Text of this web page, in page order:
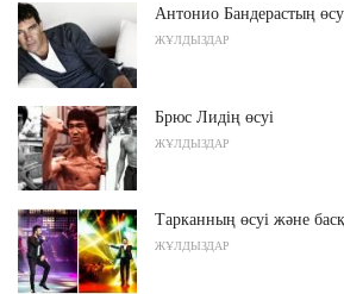
Антонио Бандерастың
ЖҰЛДЫЗДАР
Брюс Лидің өсуі
ЖҰЛДЫЗДАР
Тарканның өсуі және
ЖҰЛДЫЗДАР